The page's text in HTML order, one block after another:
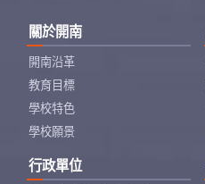
關於開南
開南沿革
教育目標
學校特色
學校願景
行政單位